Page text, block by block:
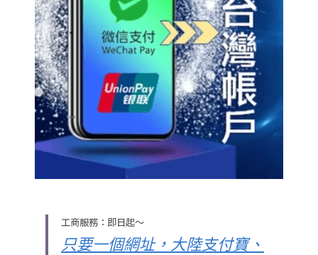
工商服務：即日起～
只要一個網址，大陸支付寶、